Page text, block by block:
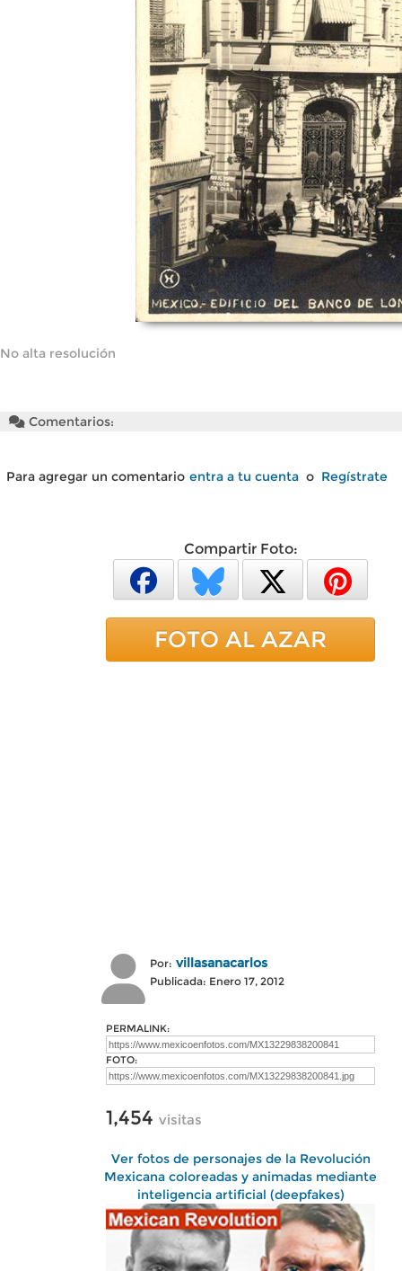
No alta resolución
Comentarios:
Para agregar un comentario entra a tu cuenta o Regístrate
Compartir Foto:
FOTO AL AZAR
Por: villasanacarlos
Publicada: Enero 17, 2012
PERMALINK:
FOTO:
1,454 visitas
Ver fotos de personajes de la Revolución
Mexicana coloreadas y animadas mediante
inteligencia artificial (deepfakes)